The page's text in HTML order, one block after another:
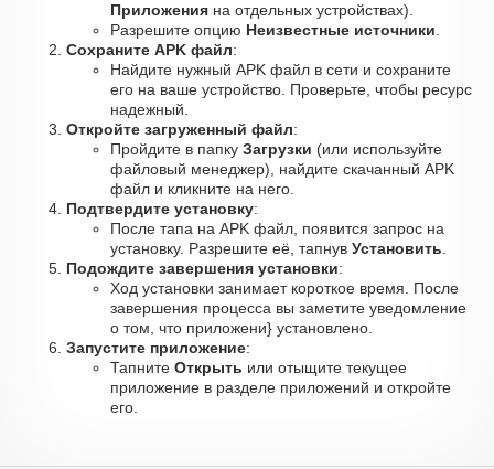
Приложения на отдельных устройствах).
Разрешите опцию Неизвестные источники
Сохраните APK файл:
Найдите нужный APK файл в сети и сохраните
его на ваше устройство. Проверьте, чтобы ресурс
надежный.
Откройте загруженный файл:
Пройдите в папку Загрузки (или используйте
файловый менеджер), найдите скачанный APK
файл и кликните на него.
Подтвердите установку:
После тапа на APK файл, появится запрос на
установку. Разрешите её, тапнув Установить
Подождите завершения установки:
Ход установки занимает короткое время. После
завершения процесса вы заметите уведомление
о том, что приложени} установлено.
Запустите приложение:
Тапните Открыть или отыщите текущее
приложение в разделе приложений и откройте
его.